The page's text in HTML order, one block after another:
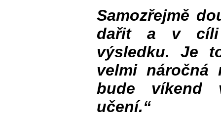
Samozřejmě
dařit a v cíli
výsledku. Je
velmi
bude víkend
učení.“